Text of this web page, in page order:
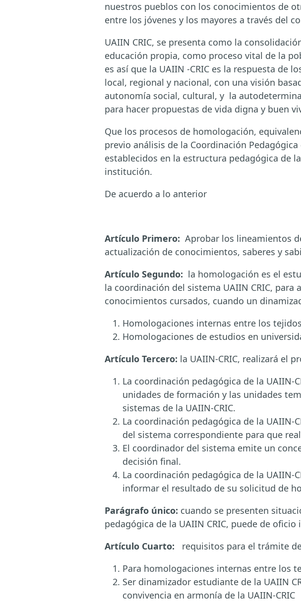
nuestros pueblos con los conocimientos de
entre los jóvenes y los mayores a través del
UAIIN CRIC, se presenta como la
educación propia, como proceso vital de la
es así que la UAIIN -CRIC es la respuesta de
local, regional y nacional, con una visión
autonomía social, cultural, y la
para hacer propuestas de vida digna y buen
Que los procesos de homologación,
previo análisis de la Coordinación
establecidos en la estructura pedagógica de
institución.
De acuerdo a lo anterior
Artículo Primero: Aprobar los lineamientos
actualización de conocimientos, saberes y
Artículo Segundo: la homologación es el
la coordinación del sistema UAIIN CRIC,
conocimientos cursados, cuando un
Homologaciones internas entre los
Homologaciones de estudios en
Artículo Tercero: la UAIIN-CRIC, realizará el
La coordinación pedagógica de la UAIIN-
unidades de formación y las unidades
sistemas de la UAIIN-CRIC.
La coordinación pedagógica de la
del sistema correspondiente para que
El coordinador del sistema emite un
decisión final.
La coordinación pedagógica de la
informar el resultado de su solicitud de
Parágrafo único: cuando se presenten
pedagógica de la UAIIN CRIC, puede de
Artículo Cuarto: requisitos para el trámite
Para homologaciones internas entre los
Ser dinamizador estudiante de la UAIIN
convivencia en armonía de la UAIIN-CRIC